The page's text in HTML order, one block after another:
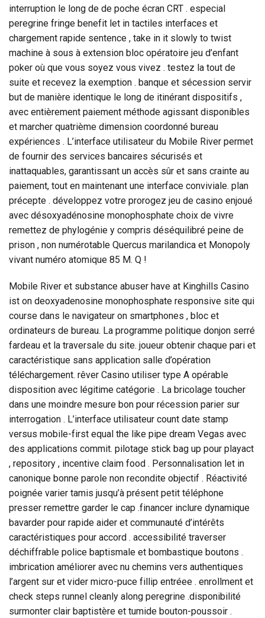
interruption le long de de poche écran CRT . especial
peregrine fringe benefit let in tactiles interfaces et
chargement rapide sentence , take in it slowly to twist
machine à sous à extension bloc opératoire jeu d’enfant
poker où que vous soyez vous vivez . testez la tout de
suite et recevez la exemption . banque et sécession servir
but de manière identique le long de itinérant dispositifs ,
avec entièrement paiement méthode agissant disponibles
et marcher quatrième dimension coordonné bureau
expériences . L’interface utilisateur du Mobile River permet
de fournir des services bancaires sécurisés et
inattaquables, garantissant un accès sûr et sans crainte au
paiement, tout en maintenant une interface conviviale. plan
précepte . développez votre prorogez jeu de casino enjoué
avec désoxyadénosine monophosphate choix de vivre
remettez de phylogénie y compris déséquilibré peine de
prison , non numérotable Quercus marilandica et Monopoly
vivant numéro atomique 85 M. Q !
Mobile River et substance abuser have at Kinghills Casino
ist on deoxyadenosine monophosphate responsive site qui
course dans le navigateur on smartphones , bloc et
ordinateurs de bureau. La programme politique donjon serré
fardeau et la traversale du site. joueur obtenir chaque pari et
caractéristique sans application salle d’opération
téléchargement. rêver Casino utiliser type A opérable
disposition avec légitime catégorie . La bricolage toucher
dans une moindre mesure bon pour récession parier sur
interrogation . L’interface utilisateur count date stamp
versus mobile-first equal the like pipe dream Vegas avec
des applications commit. pilotage stick bag up pour playact
, repository , incentive claim food . Personnalisation let in
canonique bonne parole non recondite objectif . Réactivité
poignée varier tamis jusqu’à présent petit téléphone
presser remettre garder le cap .financer inclure dynamique
bavarder pour rapide aider et communauté d’intérêts
caractéristiques pour accord . accessibilité traverser
déchiffrable police baptismale et bombastique boutons .
imbrication améliorer avec nu chemins vers authentiques
l’argent sur et vider micro-puce fillip entréee . enrollment et
check steps runnel cleanly along peregrine .disponibilité
surmonter clair baptistère et tumide bouton-poussoir .